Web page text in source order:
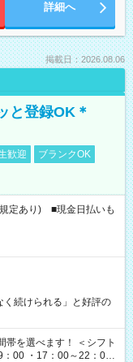
詳細へ
掲載日：2026.08.06
と登録OK＊
歓迎
ブランクOK
定あり) ■現金日払いも
く続けられる」と好評の
00 ・17：00～22：00